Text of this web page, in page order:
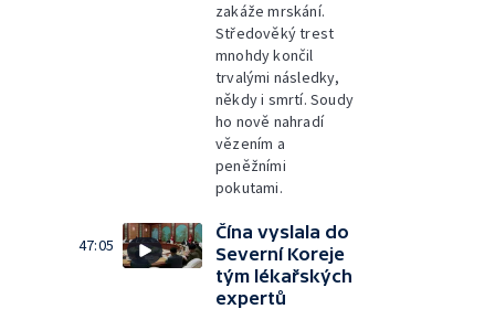
zakáže mrskání.
Středověký trest
mnohdy končil
trvalými následky,
někdy i smrtí. Soudy
ho nově nahradí
vězením a
peněžními
pokutami.
47:05
Čína vyslala do
Severní Koreje
tým lékařských
expertů